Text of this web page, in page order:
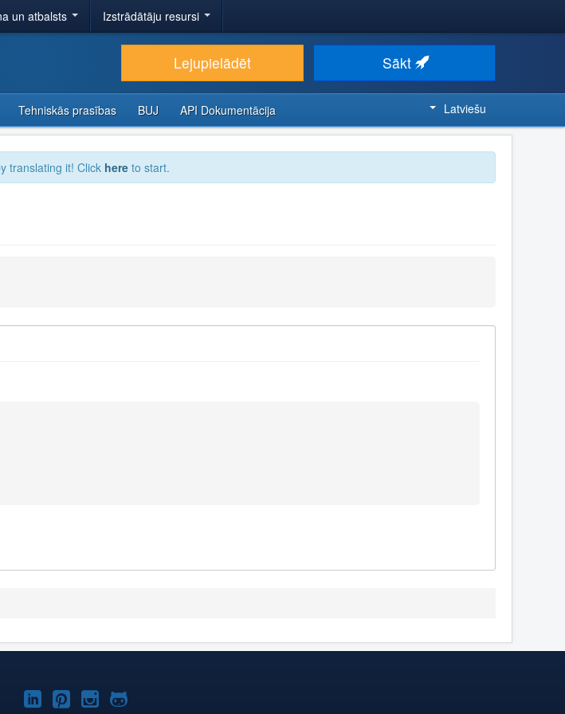
un atbalsts Izstrādātāju resursi
Lejupielādēt Sākt
Tehniskās prasības BUJ API Dokumentācija Latviešu
translating it! Click here to start.
Joomla!
Joomla!Joomla!
Joomla!Joomla!